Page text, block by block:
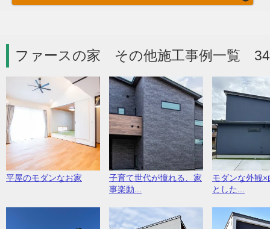
ファースの家 その他施工事例一覧
平屋のモダンなお家
子育て世代が憧れる、家
事楽動...
モダンな外観×
とした...